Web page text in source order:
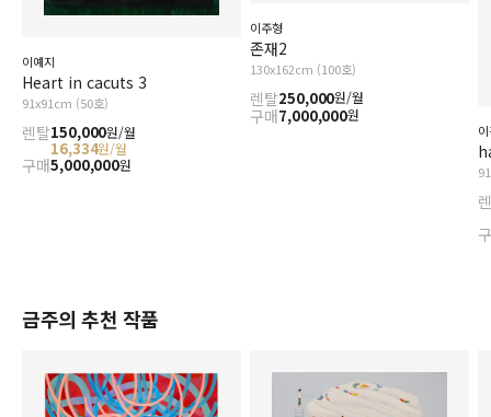
이예지
Heart in cacuts 3
91x91cm (50호)
렌탈150,000원/월
16,334원/월
구매5,000,000원
이주형
존재2
130x162cm (100호)
렌탈250,000원/월
구매7,000,000원
금주의 추천 작품